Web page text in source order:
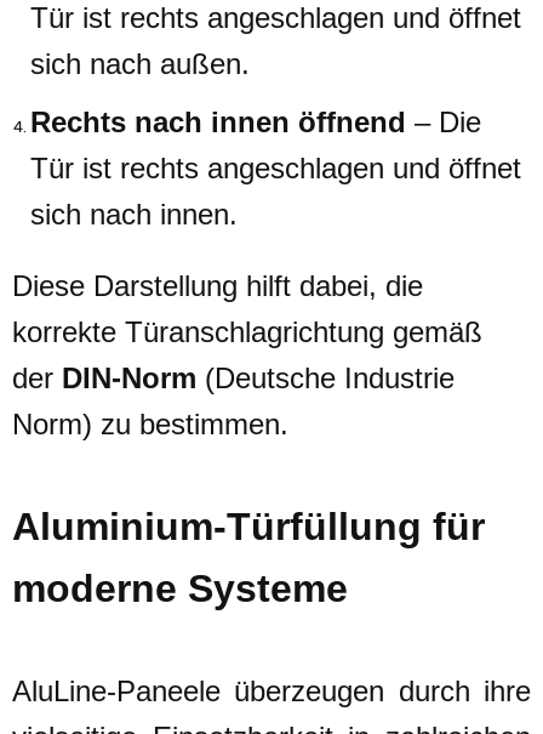
Tür ist rechts angeschlagen und öffnet
sich nach außen.
Rechts nach innen öffnend – Die
Tür ist rechts angeschlagen und öffnet
sich nach innen.
Diese Darstellung hilft dabei, die
korrekte Türanschlagrichtung gemäß
der DIN-Norm (Deutsche Industrie
Norm) zu bestimmen.
Aluminium-Türfüllung für
moderne Systeme
AluLine-Paneele überzeugen durch ihre